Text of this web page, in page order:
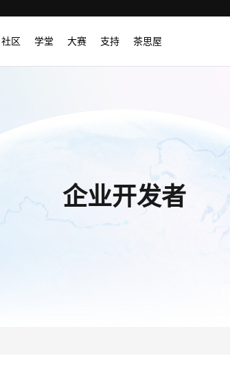
社区 学堂 大赛 支持 茶思屋
企业开发者